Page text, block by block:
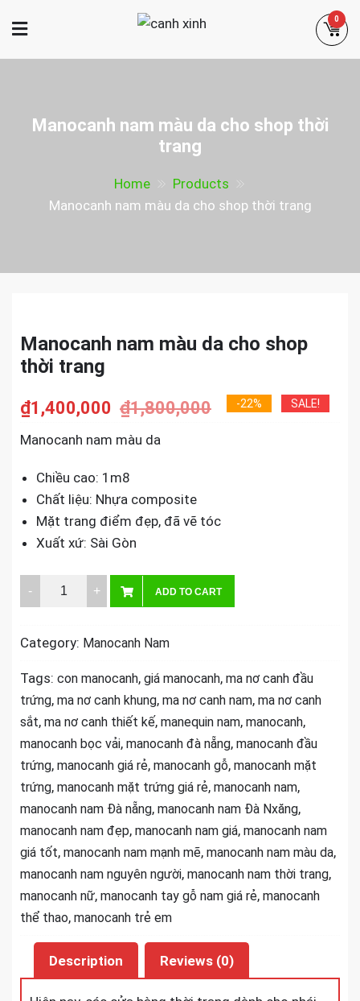
to
canh xinh
Shop bán manơcanh, phụ kiện mở
0
Manocanh nam màu da cho shop thời
trang
Home
Products
Manocanh nam màu da cho shop thời trang
Manocanh nam màu da cho shop
thời trang
₫1,800,000
₫1,400,000 -22% SALE!
Manocanh nam màu da
Chiều cao: 1m8
Chất liệu: Nhựa composite
Mặt trang điểm đẹp, đã vẽ tóc
Xuất xứ: Sài Gòn
Manocanh
nam
da
cho
shop
thời
quantity
ADD TO CART
Category: Manocanh Nam
Tags: con manocanh, giá manocanh, ma nơ canh đầu
trứng, ma nơ canh khung, ma nơ canh nam, ma nơ canh
sắt, ma nơ canh thiết kế, manequin nam, manocanh,
manocanh bọc vải, manocanh đà nẵng, manocanh đầu
trứng, manocanh giá rẻ, manocanh gỗ, manocanh mặt
trứng, manocanh mặt trứng giá rẻ, manocanh nam,
manocanh nam Đà nẵng, manocanh nam Đà Nxăng,
manocanh nam đẹp, manocanh nam giá, manocanh nam
giá tốt, manocanh nam mạnh mẽ, manocanh nam màu da,
manocanh nam nguyên người, manocanh nam thời trang,
manocanh nữ, manocanh tay gỗ nam giá rẻ, manocanh
thể thao, manocanh trẻ em
Description Reviews (0)